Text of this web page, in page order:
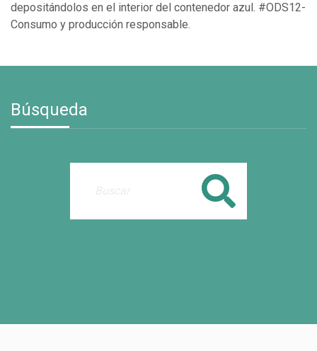
depositándolos en el interior del contenedor azul. #ODS12-
Consumo y producción responsable.
Búsqueda
Buscar